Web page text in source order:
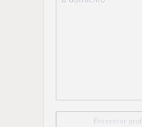
Encontrar